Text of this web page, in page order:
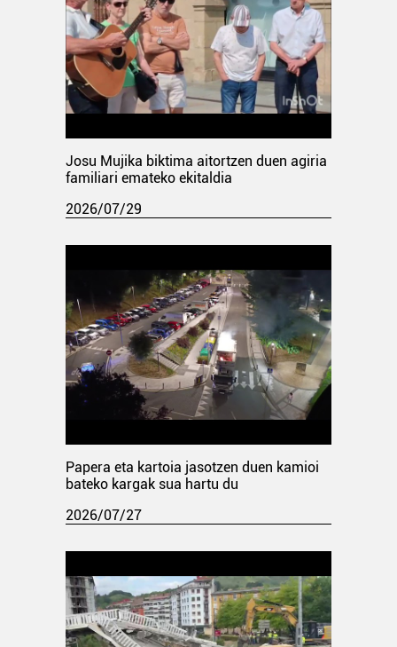
Josu Mujika biktima aitortzen duen agiria
familiari emateko ekitaldia
2026/07/29
Papera eta kartoia jasotzen duen kamioi
bateko kargak sua hartu du
2026/07/27